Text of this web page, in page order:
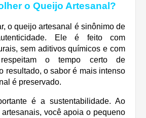
o Queijo Artesanal?
o queijo artesanal é sinônimo de
Ele é feito com
sem aditivos químicos e com
o tempo certo de
resultado, o sabor é mais intenso
é preservado.
é a sustentabilidade. Ao
você apoia o pequeno